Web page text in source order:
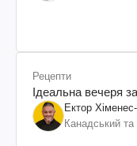
Рецепти
Ідеальна вечеря
Ектор
Канадський